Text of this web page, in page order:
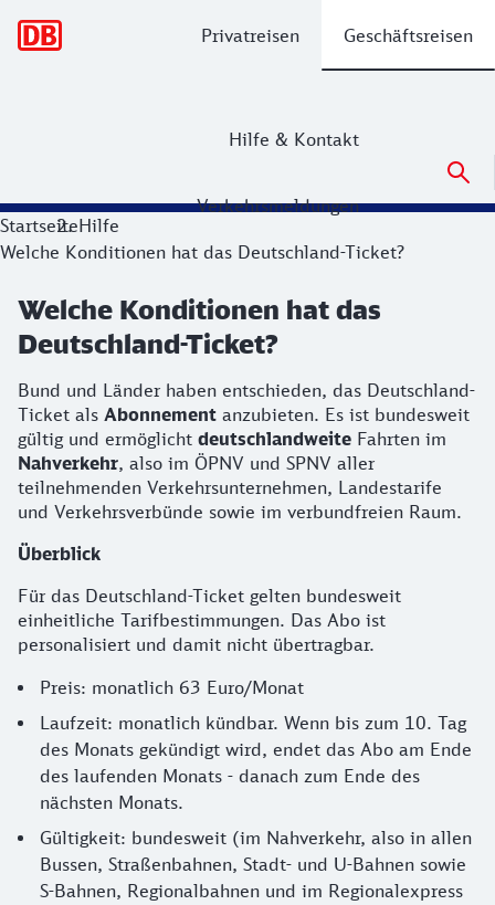
Privatreisen Geschäftsreisen
Hilfe & Kontakt
Verkehrsmeldungen
StartseiteHilfe
Welche Konditionen hat das Deutschland-Ticket?
Welche Konditionen hat das
Deutschland-Ticket?
Bund und Länder haben entschieden, das Deutschland-
Ticket als Abonnement anzubieten. Es ist bundesweit
gültig und ermöglicht deutschlandweite Fahrten im
Nahverkehr, also im ÖPNV und SPNV aller
teilnehmenden Verkehrsunternehmen, Landestarife
und Verkehrsverbünde sowie im verbundfreien Raum.
Überblick
Für das Deutschland-Ticket gelten bundesweit
einheitliche Tarifbestimmungen. Das Abo ist
personalisiert und damit nicht übertragbar.
Preis: monatlich 63 Euro/Monat
Laufzeit: monatlich kündbar. Wenn bis zum 10. Tag
des Monats gekündigt wird, endet das Abo am Ende
des laufenden Monats - danach zum Ende des
nächsten Monats.
Gültigkeit: bundesweit (im Nahverkehr, also in allen
Bussen, Straßenbahnen, Stadt- und U-Bahnen sowie
S-Bahnen, Regionalbahnen und im Regionalexpress